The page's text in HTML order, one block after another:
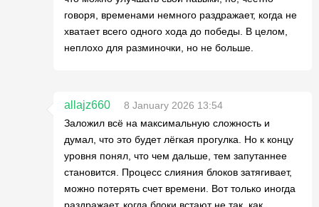
говоря, временами немного раздражает, когда не
хватает всего одного хода до победы. В целом,
неплохо для разминочки, но не больше.
allajz660
8 January 2026 13:54
Заложил всё на максимальную сложность и
думал, что это будет лёгкая прогулка. Но к концу
уровня понял, что чем дальше, тем запутаннее
становится. Процесс слияния блоков затягивает,
можно потерять счет времени. Вот только иногда